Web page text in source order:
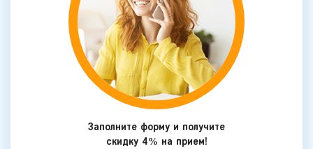
Заполните форму и получите
скидку 4% на прием!